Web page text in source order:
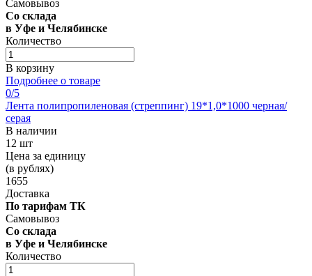
Самовывоз
Со склада
в Уфе и Челябинске
Количество
В корзину
Подробнее о товаре
0/5
Лента полипропиленовая (стреппинг) 19*1,0*1000 черная/
серая
В наличии
12 шт
Цена за единицу
(в рублях)
1655
Доставка
По тарифам ТК
Самовывоз
Со склада
в Уфе и Челябинске
Количество